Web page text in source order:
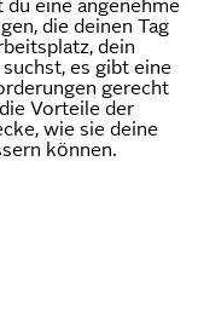
du eine angenehme
die deinen Tag
dein
es gibt eine
gerecht
Vorteile der
wie sie deine
können.